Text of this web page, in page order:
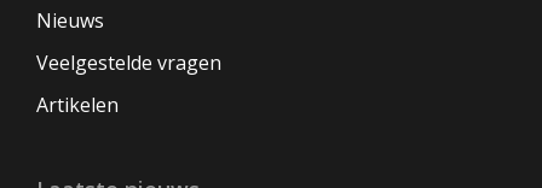
Nieuws
Veelgestelde vragen
Artikelen